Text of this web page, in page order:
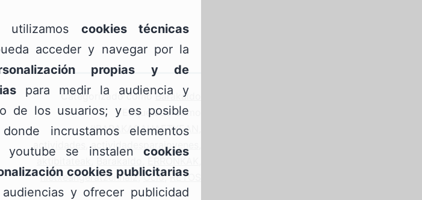
Categorizado comoBarakaldo
Etiquetado como
#BARAKAGAUAETXEAN
actividades
,actividadesparajovenes
nietxeangeratzennaiz,Ocio,RETOS
utilizamos cookies técnicas
acceder y navegar por la
propias y de
para medir la audiencia y
de los usuarios; y es posible
incrustamos elementos
youtube se instalen cookies
cookies publicitarias
y ofrecer publicidad